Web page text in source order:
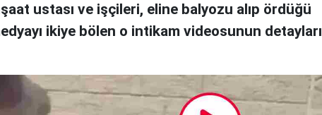
ustası ve işçileri, eline balyozu alıp ördüğü
ikiye bölen o intikam videosunun detayları